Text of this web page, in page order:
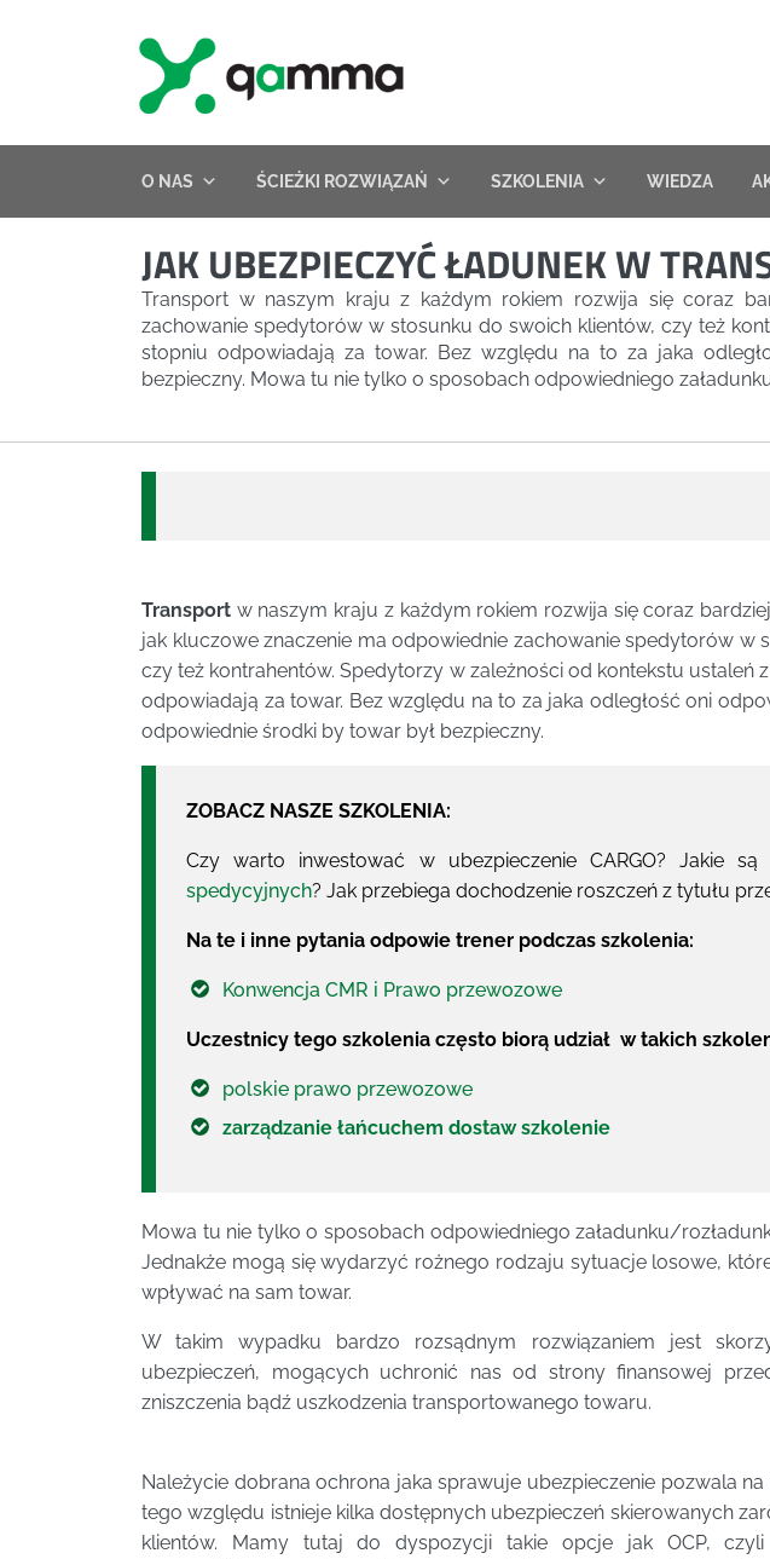
O NAS ŚCIEŻKI ROZWIĄZAŃ SZKOLENIA WIEDZA
JAK UBEZPIECZYĆ ŁADUNEK W
Transport w naszym kraju z każdym rokiem rozwija się coraz
zachowanie spedytorów w stosunku do swoich klientów, czy też
stopniu odpowiadają za towar. Bez względu na to za jaka
bezpieczny. Mowa tu nie tylko o sposobach odpowiedniego
Transport w naszym kraju z każdym rokiem rozwija się coraz
jak kluczowe znaczenie ma odpowiednie zachowanie spedytorów w
czy też kontrahentów. Spedytorzy w zależności od kontekstu ustaleń
odpowiadają za towar. Bez względu na to za jaka odległość oni
odpowiednie środki by towar był bezpieczny.
ZOBACZ NASZE SZKOLENIA:
Czy warto inwestować w ubezpieczenie CARGO? Jakie są
spedycyjnych? Jak przebiega dochodzenie roszczeń z tytułu
Na te i inne pytania odpowie trener podczas szkolenia:
Konwencja CMR i Prawo przewozowe
Uczestnicy tego szkolenia często biorą udział w takich
polskie prawo przewozowe
zarządzanie łańcuchem dostaw szkolenie
Mowa tu nie tylko o sposobach odpowiedniego załadunku/
Jednakże mogą się wydarzyć rożnego rodzaju sytuacje losowe,
wpływać na sam towar.
W takim wypadku bardzo rozsądnym rozwiązaniem jest
ubezpieczeń, mogących uchronić nas od strony finansowej
zniszczenia bądź uszkodzenia transportowanego towaru.
Należycie dobrana ochrona jaka sprawuje ubezpieczenie pozwala
tego względu istnieje kilka dostępnych ubezpieczeń skierowanych
klientów. Mamy tutaj do dyspozycji takie opcje jak OCP, czyli